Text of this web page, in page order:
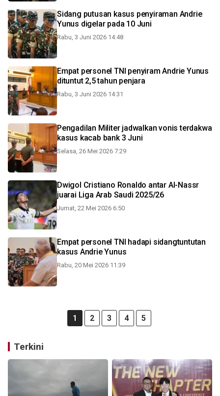
Sidang putusan kasus penyiraman Andrie
Yunus digelar pada 10 Juni
Rabu, 3 Juni 2026 14:48
Empat personel TNI penyiram Andrie Yunus
dituntut 2,5 tahun penjara
Rabu, 3 Juni 2026 14:31
Pengadilan Militer jadwalkan vonis terdakwa
kasus kacab bank 3 Juni
Selasa, 26 Mei 2026 7:29
Dwigol Cristiano Ronaldo antar Al-Nassr
juarai Liga Arab Saudi 2025/26
Jumat, 22 Mei 2026 6:50
Empat personel TNI hadapi sidangtuntutan
kasus Andrie Yunus
Rabu, 20 Mei 2026 11:39
1 2 3 4 5
Terkini